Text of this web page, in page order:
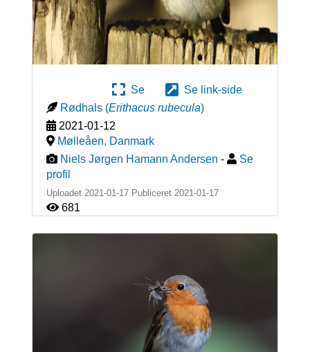
Se
Se link-side
Rødhals (Erithacus rubecula)
2021-01-12
Mølleåen, Danmark
Niels Jørgen Hamann Andersen -
Se
profil
Uploadet 2021-01-17 Publiceret 2021-01-17
681